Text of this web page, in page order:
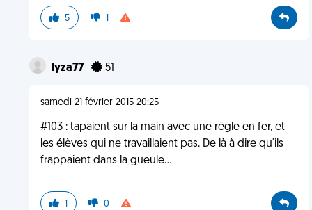
5 1
lyza77 51
samedi 21 février 2015 20:25
#103 : tapaient sur la main avec une règle en fer, et
les élèves qui ne travaillaient pas. De là à dire qu'ils
frappaient dans la gueule...
1 0